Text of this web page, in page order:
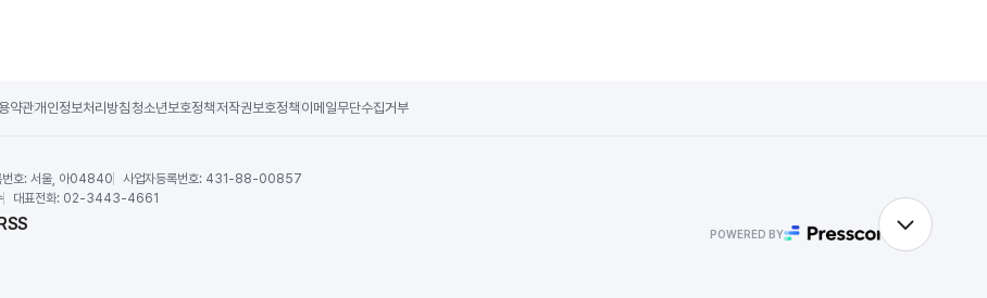
약관개인정보처리방침 청소년보호정책저작권보호정책 이메일무단수집거부
호: 서울, 아04840 사업자등록번호: 431-88-00857
대표전화: 02-3443-4661
POWERED BY